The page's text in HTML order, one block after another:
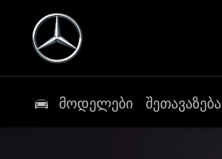
მოდელები შეთავაზება